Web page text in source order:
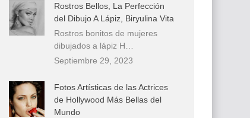
Rostros Bellos, La Perfección
del Dibujo A Lápiz, Biryulina Vita
Rostros bonitos de mujeres
dibujados a lápiz H…
Septiembre 29, 2023
Fotos Artísticas de las Actrices
de Hollywood Más Bellas del
Mundo